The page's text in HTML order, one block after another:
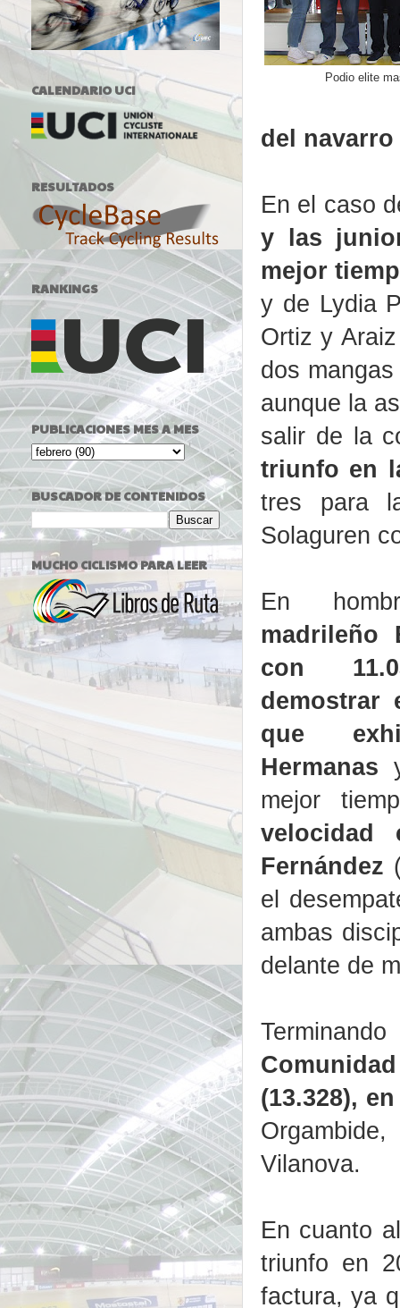
Podio elite
del navarro
En el caso
y las
mejor
y de Lydia
Ortiz y
dos
aunque la
salir de la
triunfo en
tres para
Solaguren
En
madrileño
con
demostrar
que
Hermanas
mejor
velocidad
Fernández
el
ambas
delante de
(13.328),
Vilanova.
En cuanto
triunfo en
factura, ya
CALENDARIO UCI
RESULTADOS
RANKINGS
PUBLICACIONES MES A MES
BUSCADOR DE CONTENIDOS
MUCHO CICLISMO PARA LEER